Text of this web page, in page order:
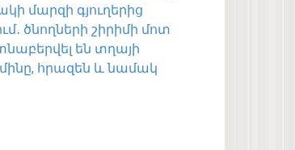
մարզի գյուղերից
ծնողների շիրիմի մոտ
են տղայի
հրազեն և նամակ